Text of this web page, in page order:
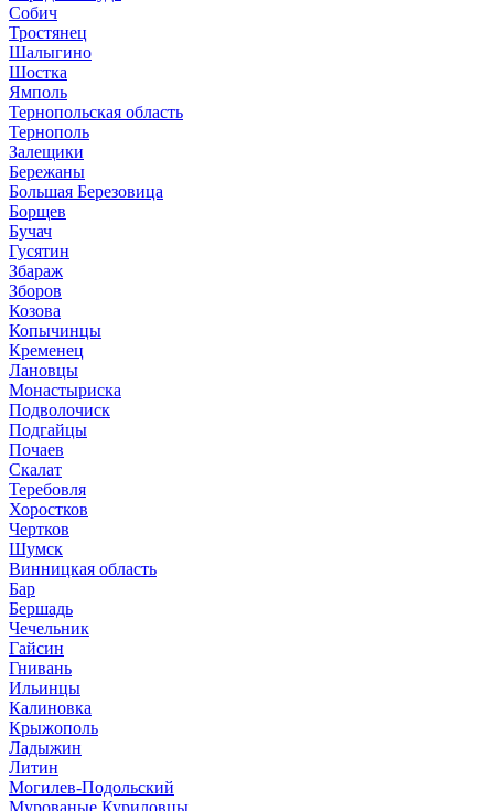
Собич
Тростянец
Шалыгино
Шостка
Ямполь
Тернопольская область
Тернополь
Залещики
Бережаны
Большая Березовица
Борщев
Бучач
Гусятин
Збараж
Зборов
Козова
Копычинцы
Кременец
Лановцы
Монастыриска
Подволочиск
Подгайцы
Почаев
Скалат
Теребовля
Хоростков
Чертков
Шумск
Винницкая область
Бар
Бершадь
Чечельник
Гайсин
Гнивань
Ильинцы
Калиновка
Крыжополь
Ладыжин
Литин
Могилев-Подольский
Мурованые Куриловцы